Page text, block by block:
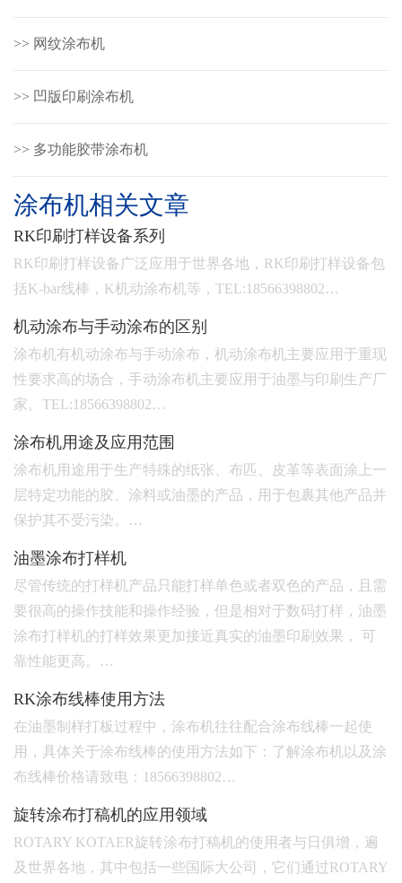
>> 网纹涂布机
>> 凹版印刷涂布机
>> 多功能胶带涂布机
涂布机相关文章
RK印刷打样设备系列
RK印刷打样设备广泛应用于世界各地，RK印刷打样设备包
括K-bar线棒，K机动涂布机等，TEL:18566398802…
机动涂布与手动涂布的区别
涂布机有机动涂布与手动涂布，机动涂布机主要应用于重现
性要求高的场合，手动涂布机主要应用于油墨与印刷生产厂
家。TEL:18566398802…
涂布机用途及应用范围
涂布机用途用于生产特殊的纸张、布匹、皮革等表面涂上一
层特定功能的胶、涂料或油墨的产品，用于包裹其他产品并
保护其不受污染。…
油墨涂布打样机
尽管传统的打样机产品只能打样单色或者双色的产品，且需
要很高的操作技能和操作经验，但是相对于数码打样，油墨
涂布打样机的打样效果更加接近真实的油墨印刷效果， 可
靠性能更高。…
RK涂布线棒使用方法
在油墨制样打板过程中，涂布机往往配合涂布线棒一起使
用，具体关于涂布线棒的使用方法如下：了解涂布机以及涂
布线棒价格请致电：18566398802…
旋转涂布打稿机的应用领域
ROTARY KOTAER旋转涂布打稿机的使用者与日俱增，遍
及世界各地，其中包括一些国际大公司，它们通过ROTARY